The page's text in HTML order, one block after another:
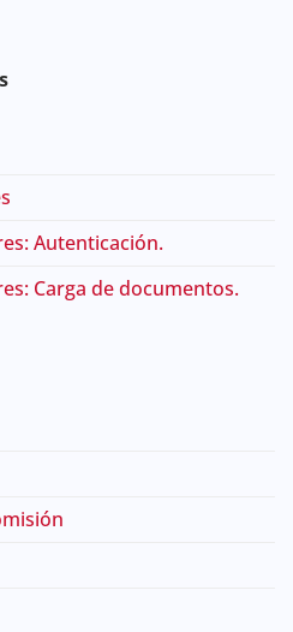
Autenticación.
Carga de documentos.